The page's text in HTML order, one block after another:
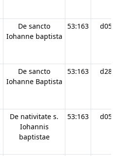
De sancto
Iohanne baptista
53:163 d05
De sancto
Iohanne Baptista
53:163 d28
De nativitate s.
Iohannis
baptistae
53:163 d05